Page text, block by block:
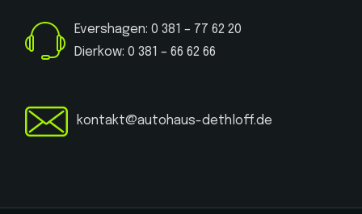
Evershagen: 0 381 – 77 62 20
Dierkow: 0 381 – 66 62 66
kontakt@autohaus-dethloff.de